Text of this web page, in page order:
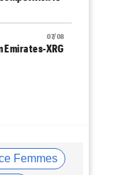
07/08
Emirates-XRG
infos
Femmes